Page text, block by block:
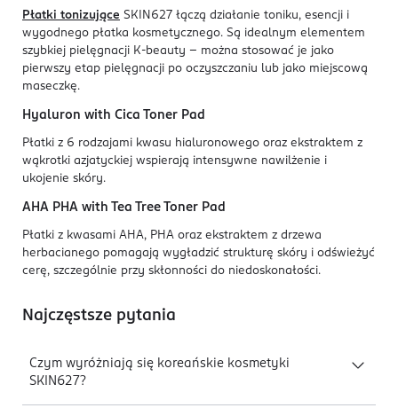
Płatki tonizujące SKIN627 łączą działanie toniku, esencji i
wygodnego płatka kosmetycznego. Są idealnym elementem
szybkiej pielęgnacji K-beauty – można stosować je jako
pierwszy etap pielęgnacji po oczyszczaniu lub jako miejscową
maseczkę.
Hyaluron with Cica Toner Pad
Płatki z 6 rodzajami kwasu hialuronowego oraz ekstraktem z
wąkrotki azjatyckiej wspierają intensywne nawilżenie i
ukojenie skóry.
AHA PHA with Tea Tree Toner Pad
Płatki z kwasami AHA, PHA oraz ekstraktem z drzewa
herbacianego pomagają wygładzić strukturę skóry i odświeżyć
cerę, szczególnie przy skłonności do niedoskonałości.
Najczęstsze pytania
Czym wyróżniają się koreańskie kosmetyki
SKIN627?